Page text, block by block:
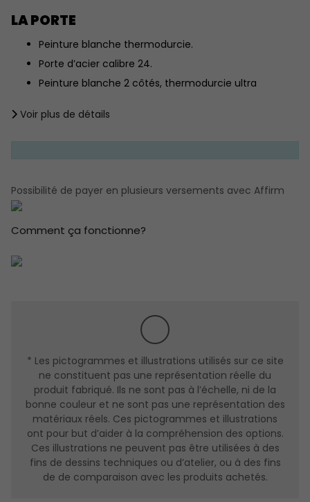
LA PORTE
Peinture blanche thermodurcie.
Porte d’acier calibre 24.
Peinture blanche 2 côtés, thermodurcie ultra
Cap PVC côté serrure.
LE CADRE
Esthétique et sans entretien (PVC 2 côtés).
Revêtement PVC ou Aluminium extérieur
Composé d’un système trois coupes-froid (côté
serrure) = c/f magétique + c/f polyflex + c/f schlagel
sur cap de porte très efficace contre les infiltrations
d’air et de froid.
LE SEUIL
Système de seuil avec bris thermique très efficace contre
le transfert de chaleur et l’infiltration d’eau conforme aux
nouvelles normes du code du bâtiment.
Voir plus de détails
Possibilité de payer en plusieurs versements avec Affirm
Comment ça fonctionne?
* Les pictogrammes et illustrations utilisés sur ce site
ne constituent pas une représentation réelle du
produit fabriqué. Ils ne sont pas à l’échelle, ni de la
bonne couleur et ne sont pas une représentation des
matériaux réels. Ces pictogrammes et illustrations
ont pour but d’aider à la compréhension des options.
Ces illustrations ne peuvent pas être utilisées à des
fins de dessins techniques ou d’atelier, ou à des fins
de de comparaison avec les produits achetés.